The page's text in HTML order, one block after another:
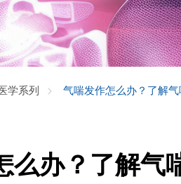
学系列 气喘发作怎么办？了解
么办？了解气